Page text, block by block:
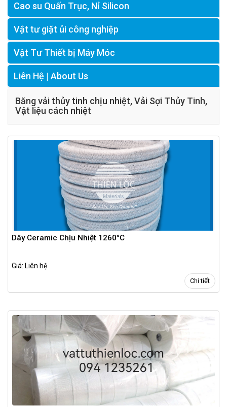
Cao su Quấn Trục, Nỉ Silicon
Vật tư giặt ủi công nghiệp
Vật Tư Thiết bị Máy Móc
Liên Hệ | About Us
Băng vải thủy tinh chịu nhiệt, Vải Sợi Thủy Tinh,
Vật liệu cách nhiệt
Dây Ceramic Chịu Nhiệt 1260°C
Giá: Liên hệ
Chi tiết